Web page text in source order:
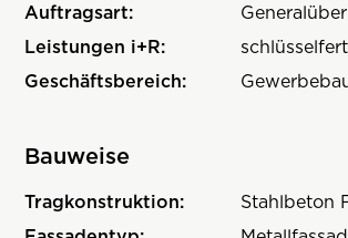
Auftragsart:
Leistungen i+R:
Geschäftsbereich:
Bauweise
Tragkonstruktion:
Stahlbeton